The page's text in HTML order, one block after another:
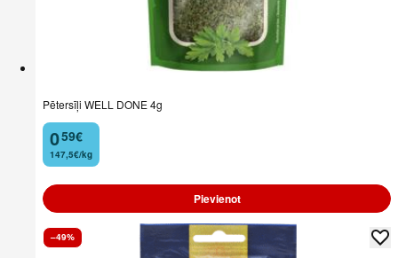
Pētersīļi WELL DONE 4g
0
. 59€
147,5€/kg
Pievienot
–49%